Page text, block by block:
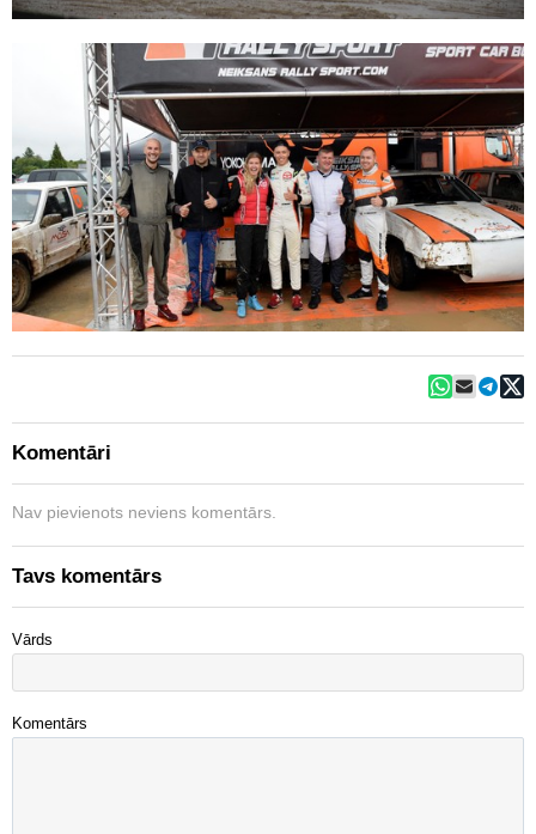
Komentāri
Nav pievienots neviens komentārs.
Tavs komentārs
Vārds
Komentārs